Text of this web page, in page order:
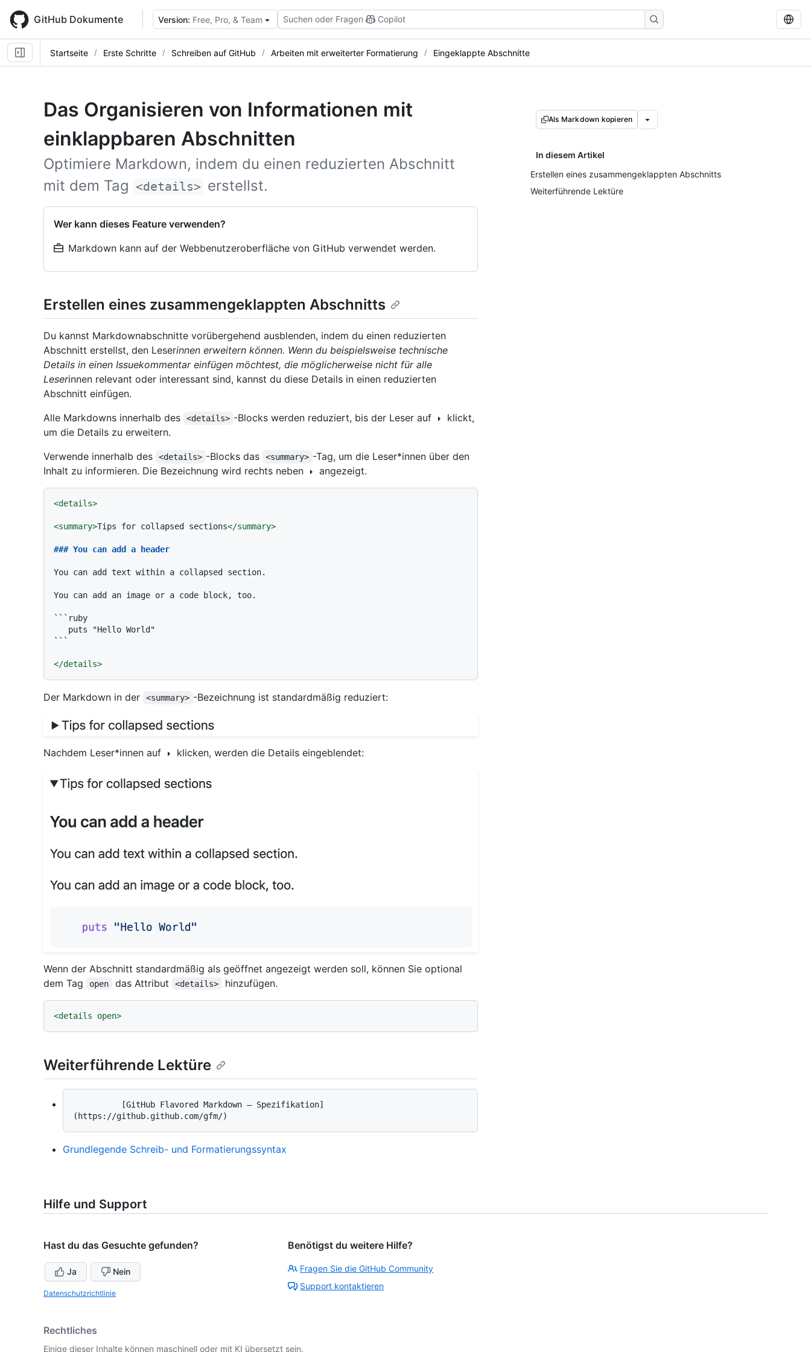
main
content
GitHub Dokumente Version: Free, Pro, & Team Suchen oder Fragen Copilot
Startseite Erste Schritte Schreiben auf GitHub Arbeiten mit erweiterter Formatierung Eingeklappte Abschnitte
Das Organisieren von Informationen mit
einklappbaren Abschnitten
Optimiere Markdown, indem du einen reduzierten Abschnitt
mit dem Tag <details> erstellst.
Wer kann dieses Feature verwenden?
Markdown kann auf der Webbenutzeroberfläche von GitHub verwendet werden.
Als Markdown kopieren
In diesem Artikel
Erstellen eines zusammengeklappten Abschnitts
Weiterführende Lektüre
Erstellen eines zusammengeklappten Abschnitts
Du kannst Markdownabschnitte vorübergehend ausblenden, indem du einen reduzierten
Abschnitt erstellst, den Leserinnen erweitern können. Wenn du beispielsweise technische
Details in einen Issuekommentar einfügen möchtest, die möglicherweise nicht für alle
Leserinnen relevant oder interessant sind, kannst du diese Details in einen reduzierten
Abschnitt einfügen.
Alle Markdowns innerhalb des
<details> -Blocks werden reduziert, bis der Leser auf
klickt,
um die Details zu erweitern.
Verwende innerhalb des
<details> -Blocks das <summary> -Tag, um die Leser*innen über den
Inhalt zu informieren. Die Bezeichnung wird rechts neben
angezeigt.
<details>
<summary>Tips for collapsed sections</summary>
### You can add a header
You can add text within a collapsed section.
You can add an image or a code block, too.
```ruby
```
</details>
Der Markdown in der <summary> -Bezeichnung ist standardmäßig reduziert:
Nachdem Leser*innen auf klicken, werden die Details eingeblendet:
Wenn der Abschnitt standardmäßig als geöffnet angezeigt werden soll, können Sie optional
dem Tag
open das Attribut <details> hinzufügen.
<details open>
Weiterführende Lektüre
Grundlegende Schreib- und Formatierungssyntax
Hilfe und Support
Hast du das Gesuchte gefunden?
Ja Nein
Datenschutzrichtlinie
Benötigst du weitere Hilfe?
Fragen Sie die GitHub Community
Support kontaktieren
Rechtliches
Einige dieser Inhalte können maschinell oder mit KI übersetzt sein.